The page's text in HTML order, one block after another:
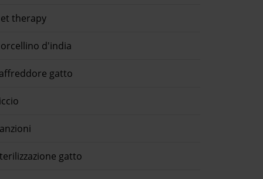
therapy
d'india
gatto
gatto